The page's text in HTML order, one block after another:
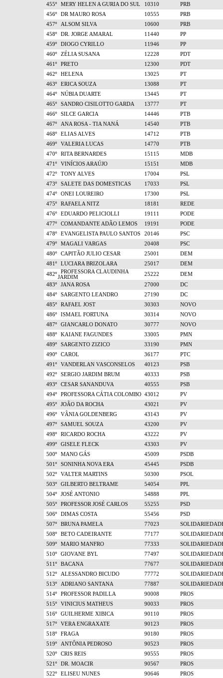
455º MERY HELEN A GURIA DO SUL 10310
PRB
456º
DR MAURO ROSA 10555
PRB
457º
ALSOM SILVA 10600
PRB
458º
DR. JORGE AMARAL 11440
PP
459º
DIOGO CYRILLO 11946
PP
460º
ZÉLIA SUSANA 12228
PDT
461º
PRETO 12300
PDT
462º
HELENA 13025
PT
463º
ERICA SOUZA 13088
PT
464º
NÚBIA DUARTE 13445
PT
465º
SANDRO CISILOTTO GARDA 13777
PT
466º
SILCE GARCIA 14446
PTB
467º
ANA ROSA - TIA NANÁ 14540
PTB
468º
ELIAS ALVES 14712
PTB
469º
VALERIA LUCAS 14770
PTB
470º
RITA BERNARDES 15115
MDB
471º
VINÍCIOS ARAÚJO 15151
MDB
472º
TONY ALVES 17004
PSL
473º
SALETE DAS DOMESTICAS 17033
PSL
474º
ONEI LOUREIRO 17300
PSL
475º
RAFAELA NITZ 18181
REDE
476º
EDUARDO PELICIOLLI 19111
PODE
477º
COMANDANTE ADÃO LEMOS 19191
PODE
478º
EVANGELISTA PAULO SANTOS 20146
PSC
479º
MAGALI VARGAS 20408
PSC
480º
CAPITÃO JULIO CESAR 25001
DEM
481º
LUCIARA BRIZOLARA 25017
DEM
482º
PROFESSORA CLAUDINHA
JARDIM
25222
DEM
483º
JANA ROSA 27000
DC
484º
SARGENTO LEANDRO 27190
DC
485º
RAFAEL JOST 30303
NOVO
486º
ISMAEL FORTUNA 30314
NOVO
487º
GIANCARLO DONATO 30777
NOVO
488º
KAIANE FAGUNDES 33005
PMN
489º
SARGENTO ZIZICO 33190
PMN
490º
CAROL 36177
PTC
491º
VANDERLAN VASCONSELOS 40123
PSB
492º
SERGIO JARDIM BRUM 40333
PSB
493º
CESAR SANANDUVA 40555
PSB
494º
PROFESSORA CÁTIA COLOMBO 43012
PV
495º
JOÃO DA ROCHA 43021
PV
496º
VÂNIA GOLDENBERG 43143
PV
497º
SAMUEL SOUZA 43200
PV
498º
RICARDO ROCHA 43222
PV
499º
GISELE FLECK 43303
PV
500º
MANO GÁS 45009
PSDB
501º
SONINHA NOVA ERA 45445
PSDB
502º
VALTER MARTINS 50300
PSOL
503º
GILBERTO BELTRAME 54054
PPL
504º
JOSÉ ANTONIO 54888
PPL
505º
PROFESSOR JOSÉ CARLOS 55255
PSD
506º
DIMAS COSTA 55456
PSD
507º
BRUNA PAMELA 77023
508º
BETO CADEIRANTE 77177
509º
MARIO MANFRO 77333
510º
GIOVANE BYL 77497
511º
BACANA 77677
512º
ALESSANDRO BICUDO 77772
513º
ADRIANO SANTANA 77887
514º
PROFESSOR PADILLA 90008
PROS
515º
VINICIUS MATHEUS 90033
PROS
516º
GUILHERME XIBICA 90110
PROS
517º
VERA ENGRAXATE 90123
PROS
518º
FRAGA 90180
PROS
519º
ANTÔNIA PEDROSO 90523
PROS
520º
CRIS REIS 90555
PROS
521º
DR. MOACIR 90567
PROS
522º
ELISEU NUNES 90646
PROS